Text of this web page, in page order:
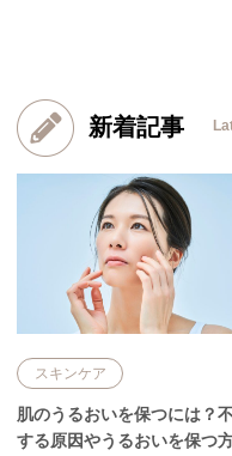
新着記事
スキンケア
肌のうるおいを保つには？
する原因やうるおいを保つ